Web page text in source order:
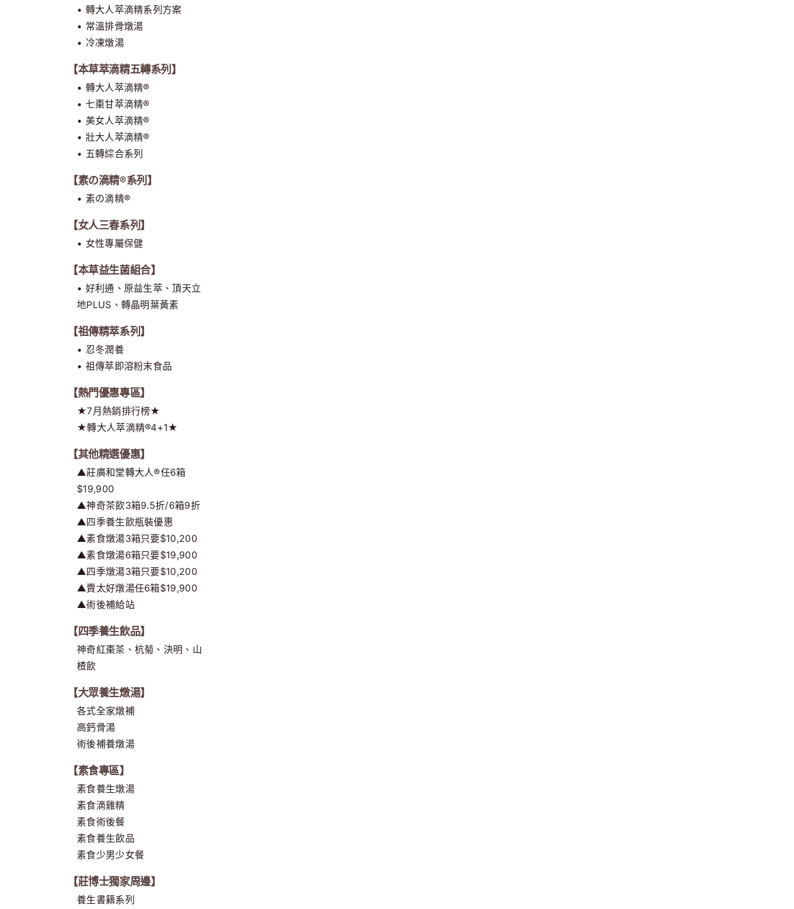
• 轉大人萃滴精系列方案
• 常溫排骨燉湯
• 冷凍燉湯
【本草萃滴精五轉系列】
• 轉大人萃滴精®
• 七棗甘萃滴精®
• 美女人萃滴精®
• 壯大人萃滴精®
• 五轉綜合系列
【素の滴精®系列】
• 素の滴精®
【女人三春系列】
• 女性專屬保健
【本草益生菌組合】
• 好利通、原益生萃、頂天立
地PLUS、轉晶明葉黃素
【祖傳精萃系列】
• 忍冬潤養
• 祖傳萃即溶粉末食品
【熱門優惠專區】
★7月熱銷排行榜★
★轉大人萃滴精®4+1★
【其他精選優惠】
▲莊廣和堂轉大人®任6箱
$19,900
▲神奇茶飲3箱9.5折/6箱9折
▲四季養生飲瓶裝優惠
▲素食燉湯3箱只要$10,200
▲素食燉湯6箱只要$19,900
▲四季燉湯3箱只要$10,200
▲賣太好燉湯任6箱$19,900
▲術後補給站
【四季養生飲品】
神奇紅棗茶、杭菊、決明、山
楂飲
【大眾養生燉湯】
各式全家燉補
高鈣骨湯
術後補養燉湯
【素食專區】
素食養生燉湯
素食滴雞精
素食術後餐
素食養生飲品
素食少男少女餐
【莊博士獨家周邊】
養生書籍系列